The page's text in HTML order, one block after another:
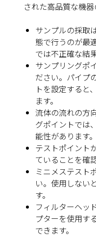
された高品質な機
サンプルの採取
態で行うのが最
では不正確な結
サンプリングポ
ださい。パイプ
トを設定すると
ます。
流体の流れの方
グポイントでは
能性があります。
テストポイント
ていることを確
ミニメステスト
い。使用しない
す。
フィルターヘッ
プターを使用す
できます。